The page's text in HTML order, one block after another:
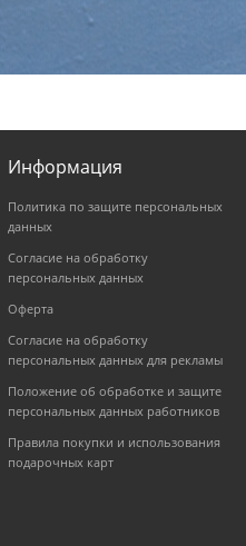
Информация
Политика по защите персональных
данных
Согласие на обработку
персональных данных
Оферта
Согласие на обработку
персональных данных для рекламы
Положение об обработке и защите
персональных данных работников
Правила покупки и использования
подарочных карт